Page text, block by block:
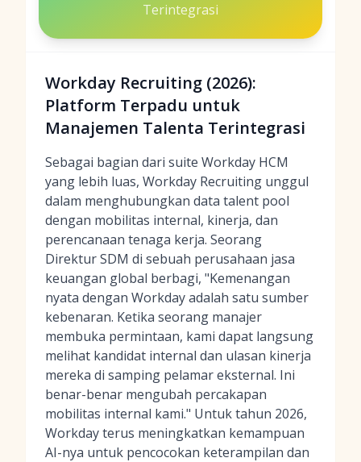
Terintegrasi
Workday Recruiting (2026):
Platform Terpadu untuk
Manajemen Talenta Terintegrasi
Sebagai bagian dari suite Workday HCM
yang lebih luas, Workday Recruiting unggul
dalam menghubungkan data talent pool
dengan mobilitas internal, kinerja, dan
perencanaan tenaga kerja. Seorang
Direktur SDM di sebuah perusahaan jasa
keuangan global berbagi, "Kemenangan
nyata dengan Workday adalah satu sumber
kebenaran. Ketika seorang manajer
membuka permintaan, kami dapat langsung
melihat kandidat internal dan ulasan kinerja
mereka di samping pelamar eksternal. Ini
benar-benar mengubah percakapan
mobilitas internal kami." Untuk tahun 2026,
Workday terus meningkatkan kemampuan
AI-nya untuk pencocokan keterampilan dan